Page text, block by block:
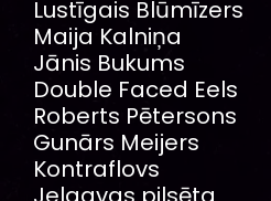
Lustīgais Blūmīzers
Maija Kalniņa
Jānis Bukums
Double Faced Eels
Roberts Pētersons
Gunārs Meijers
Kontraflovs